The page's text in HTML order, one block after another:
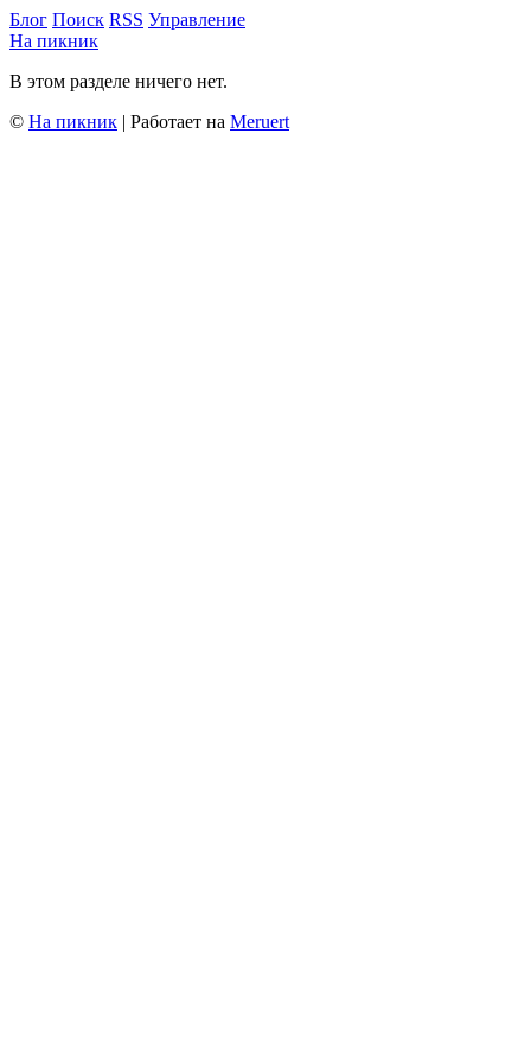
Блог Поиск RSS Управление
На пикник
В этом разделе ничего нет.
© На пикник | Работает на Meruert